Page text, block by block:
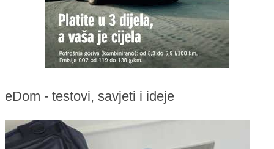
eDom - testovi, savjeti i ideje